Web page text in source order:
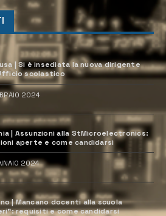
| Si è insediata la nuova dirigente
scolastico
2024
| Assunzioni alla StMicroelectronics:
aperte e come candidarsi
2024
| Mancano docenti alla scuola
requisiti e come candidarsi